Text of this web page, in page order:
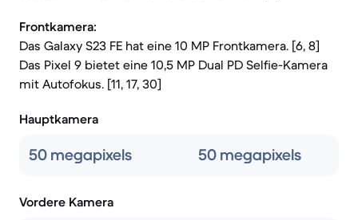
Frontkamera:
Das Galaxy S23 FE hat eine 10 MP Frontkamera. [6, 8]
Das Pixel 9 bietet eine 10,5 MP Dual PD Selfie-Kamera
mit Autofokus. [11, 17, 30]
Hauptkamera
50 megapixels 50 megapixels
Vordere Kamera